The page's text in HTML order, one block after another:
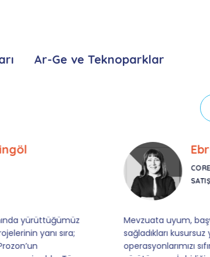
Ar-Ge ve Teknoparklar
yürüttüğümüz
yanı sıra;
Mevzuata uyum,
sağladıkları
operasyonlarımızı